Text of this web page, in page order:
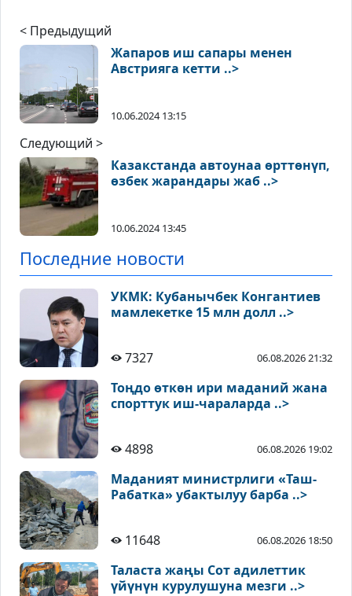
< Предыдущий
Жапаров иш сапары менен
Австрияга кетти ..>
10.06.2024 13:15
Следующий >
Казакстанда автоунаа өрттөнүп,
өзбек жарандары жаб ..>
10.06.2024 13:45
Последние новости
УКМК: Кубанычбек Конгантиев
мамлекетке 15 млн долл ..>
7327 06.08.2026 21:32
Тоңдо өткөн ири маданий жана
спорттук иш-чараларда ..>
4898 06.08.2026 19:02
Маданият министрлиги «Таш-
Рабатка» убактылуу барба ..>
11648 06.08.2026 18:50
Таласта жаңы Сот адилеттик
үйүнүн курулушуна мезги ..>